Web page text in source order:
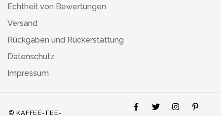
Echtheit von Bewertungen
Versand
Rückgaben und Rückerstattung
Datenschutz
Impressum
© KAFFEE-TEE-